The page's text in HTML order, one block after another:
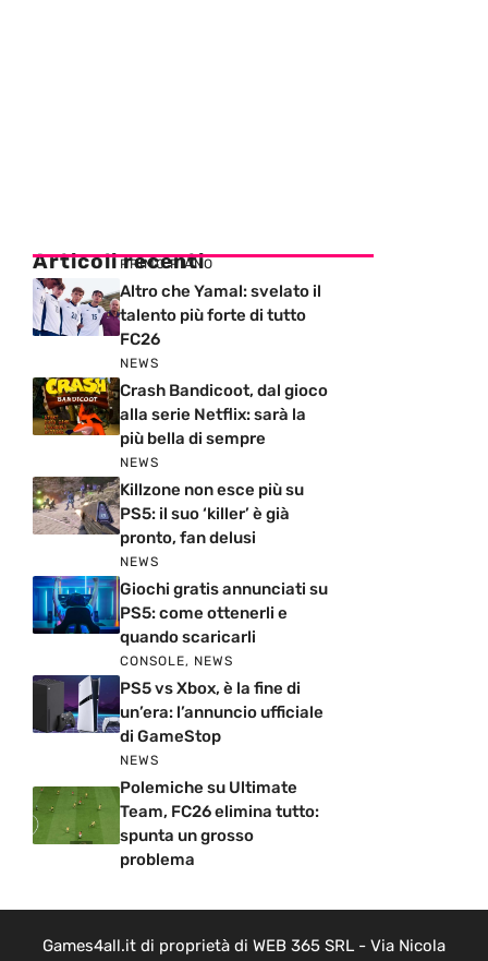
Articoli recenti
PRIMO PIANO
Altro che Yamal: svelato il
talento più forte di tutto
FC26
NEWS
Crash Bandicoot, dal gioco
alla serie Netflix: sarà la
più bella di sempre
NEWS
Killzone non esce più su
PS5: il suo ‘killer’ è già
pronto, fan delusi
NEWS
Giochi gratis annunciati su
PS5: come ottenerli e
quando scaricarli
CONSOLE, NEWS
PS5 vs Xbox, è la fine di
un’era: l’annuncio ufficiale
di GameStop
NEWS
Polemiche su Ultimate
Team, FC26 elimina tutto:
spunta un grosso
problema
Games4all.it di proprietà di WEB 365 SRL - Via Nicola